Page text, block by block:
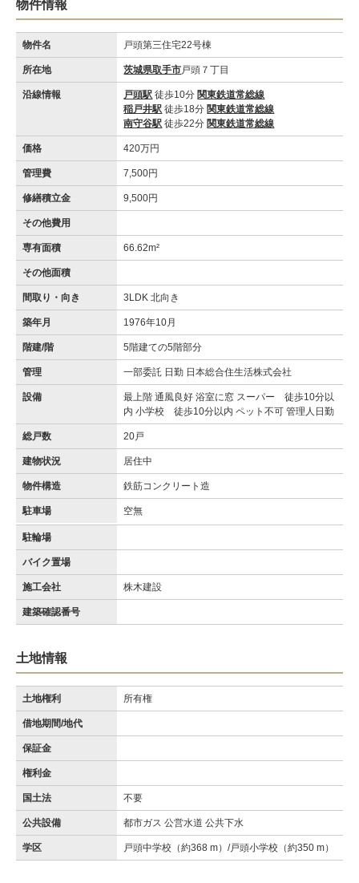
物件情報
物件名 戸頭第三住宅22号棟
所在地 茨城県取手市戸頭７丁目
沿線情報 戸頭駅 徒歩10分 関東鉄道常総線
稲戸井駅 徒歩18分 関東鉄道常総線
南守谷駅 徒歩22分 関東鉄道常総線
価格 420万円
管理費 7,500円
修繕積立金 9,500円
その他費用
専有面積 66.62m²
その他面積
間取り・向き 3LDK 北向き
築年月 1976年10月
階建/階 5階建ての5階部分
管理 一部委託 日勤 日本総合住生活株式会社
設備
最上階 通風良好 浴室に窓 スーパー 徒歩10分以
内 小学校 徒歩10分以内 ペット不可 管理人日勤
総戸数 20戸
建物状況 居住中
物件構造 鉄筋コンクリート造
駐車場 空無
駐輪場
バイク置場
施工会社 株木建設
建築確認番号
土地情報
土地権利 所有権
借地期間/地代
保証金
権利金
国土法 不要
公共設備 都市ガス 公営水道 公共下水
学区 戸頭中学校（約368 m）/戸頭小学校（約350 m）